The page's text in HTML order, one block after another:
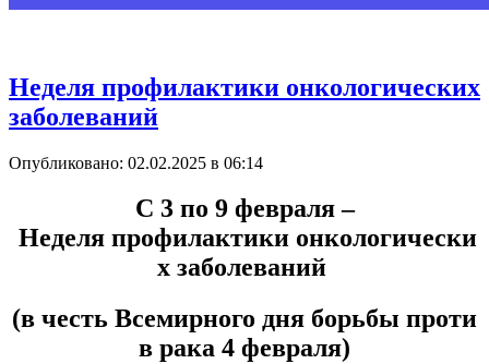
Неделя профилактики онкологических
заболеваний
Опубликовано: 02.02.2025 в 06:14
С 3 по 9 февраля –
Неделя профилактики онкологически
х заболеваний
(в честь Всемирного дня борьбы проти
в рака 4 февраля)